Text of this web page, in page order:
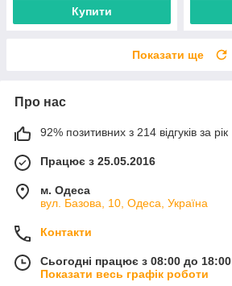
Купити
Показати ще
Про нас
92% позитивних з 214 відгуків за рік
Працює з 25.05.2016
м. Одеса
вул. Базова, 10, Одеса, Україна
Контакти
Сьогодні працює з 08:00 до 18:00
Показати весь графік роботи